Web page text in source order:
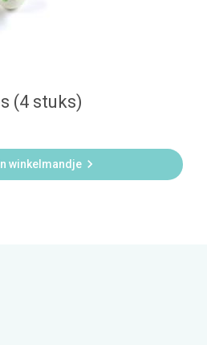
(4 stuks)
In winkelmandje 